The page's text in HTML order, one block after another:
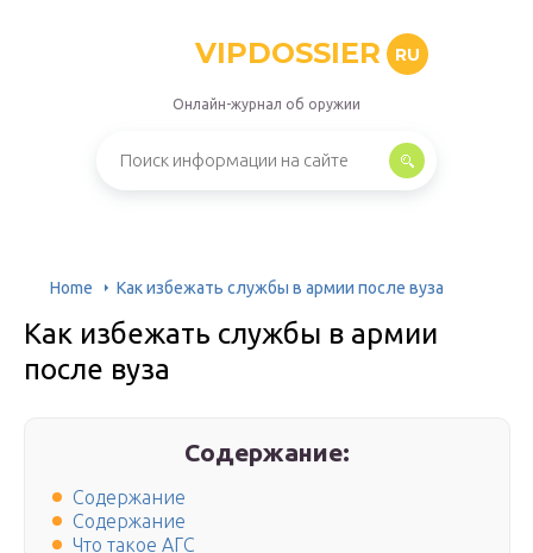
VIPDOSSIER RU
Онлайн-журнал об оружии
Home Как избежать службы в армии после вуза
Как избежать службы в армии
после вуза
Содержание:
Содержание
Содержание
Что такое АГС